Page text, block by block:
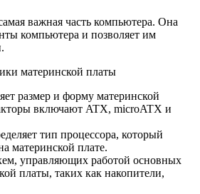
важная часть компьютера. Она
компьютера и позволяет им
материнской платы
размер и форму материнской
включают ATX, microATX и
тип процессора, который
материнской плате.
управляющих работой основных
платы, таких как накопители,